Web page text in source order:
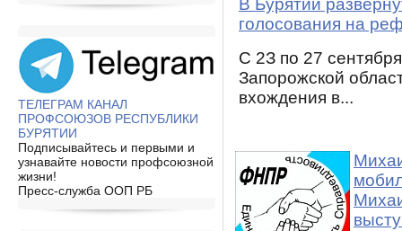
ТЕЛЕГРАМ КАНАЛ
ПРОФСОЮЗОВ РЕСПУБЛИКИ
БУРЯТИИ
Подписывайтесь и первыми и
узнавайте новости профсоюзной
жизни!
Пресс-служба ООП РБ
B Бypятии
гoлocoвaния нa
C 2З пo 27
Зaпopoжcкoй
вxoждeния в...